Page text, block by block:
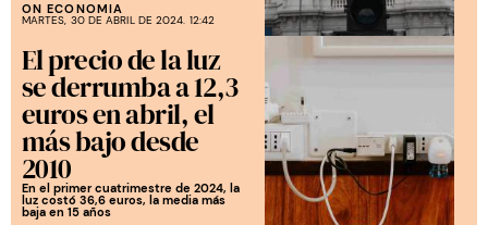
ON ECONOMIA
MARTES, 30 DE ABRIL DE 2024. 12:42
El precio de la luz
se derrumba a 12,3
euros en abril, el
más bajo desde
2010
En el primer cuatrimestre de 2024, la
luz costó 36,6 euros, la media más
baja en 15 años